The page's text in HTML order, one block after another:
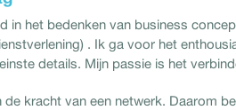
in het bedenken van business
. Ik ga voor het
details. Mijn passie is het
de kracht van een netwerk. Daarom